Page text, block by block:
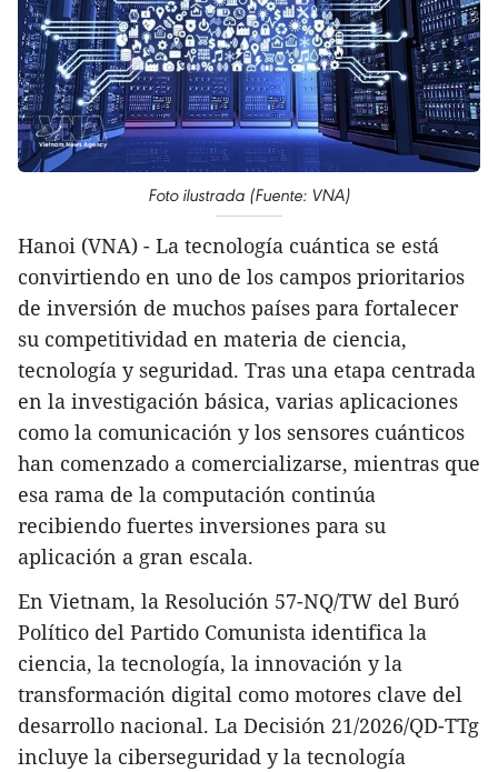
Foto ilustrada (Fuente: VNA)
Hanoi (VNA) - La tecnología cuántica se está
convirtiendo en uno de los campos prioritarios
de inversión de muchos países para fortalecer
su competitividad en materia de ciencia,
tecnología y seguridad. Tras una etapa centrada
en la investigación básica, varias aplicaciones
como la comunicación y los sensores cuánticos
han comenzado a comercializarse, mientras que
esa rama de la computación continúa
recibiendo fuertes inversiones para su
aplicación a gran escala.
En Vietnam, la Resolución 57-NQ/TW del Buró
Político del Partido Comunista identifica la
ciencia, la tecnología, la innovación y la
transformación digital como motores clave del
desarrollo nacional. La Decisión 21/2026/QD-TTg
incluye la ciberseguridad y la tecnología